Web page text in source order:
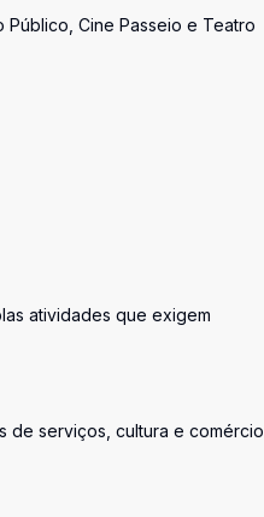
Cine Passeio e Teatro
atividades que exigem
de serviços, cultura e comércio,